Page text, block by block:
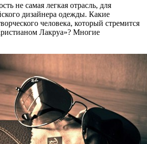
не самая легкая отрасль, для
дизайнера одежды. Какие
человека, который стремится
Лакруа»? Многие